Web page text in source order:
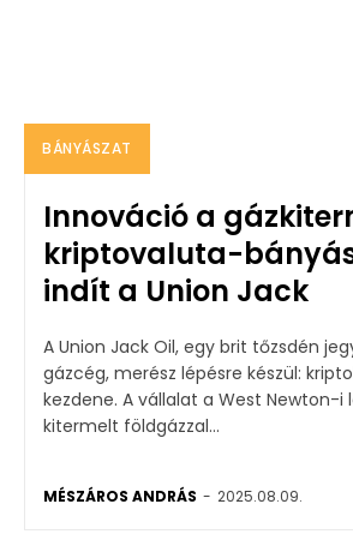
BÁNYÁSZAT
Innováció a
kriptovaluta-
indít a Union Jack
A Union Jack Oil, egy brit tőzsdén
gázcég, merész lépésre készül:
kezdene. A vállalat a West Newton-i lelőhelyén
kitermelt földgázzal...
MÉSZÁROS ANDRÁS - 2025.08.09.